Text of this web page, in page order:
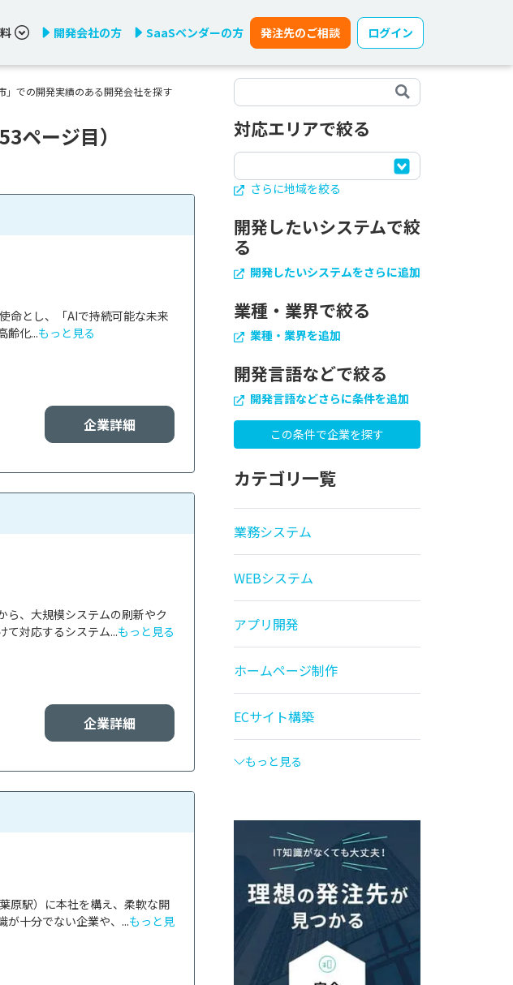
開発会社の方 SaaSベンダーの方 発注先のご相談 ログイン
」での開発実績のある開発会社を探す
ページ目）
命とし、「AIで持続可能な未来
齢化...もっと見る
企業詳細
ら、大規模システムの刷新やク
て対応するシステム...もっと見る
企業詳細
原駅）に本社を構え、柔軟な開
が十分でない企業や、...もっと見
対応エリアで絞る
さらに地域を絞る
開発したいシステムで絞
る
開発したいシステムをさらに追加
業種・業界で絞る
業種・業界を追加
開発言語などで絞る
開発言語などさらに条件を追加
カテゴリ一覧
業務システム
WEBシステム
アプリ開発
ホームページ制作
ECサイト構築
もっと見る